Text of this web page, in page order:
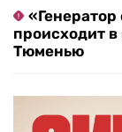
происходит
Тюменью